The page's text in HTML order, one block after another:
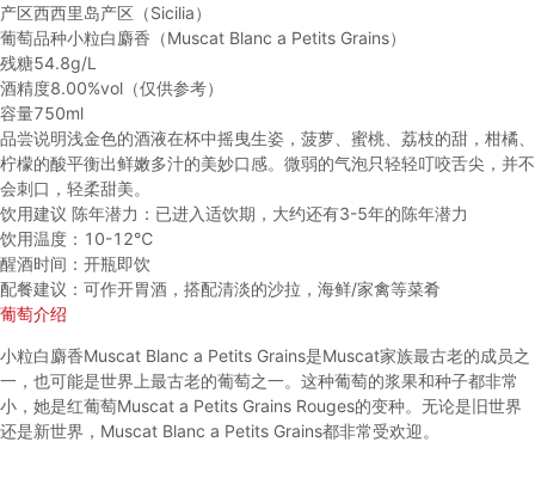
产区西西里岛产区（Sicilia）
葡萄品种小粒白麝香（Muscat Blanc a Petits Grains）
残糖54.8g/L
酒精度8.00%vol（仅供参考）
容量750ml
品尝说明浅金色的酒液在杯中摇曳生姿，菠萝、蜜桃、荔枝的甜，柑橘、
柠檬的酸平衡出鲜嫩多汁的美妙口感。微弱的气泡只轻轻叮咬舌尖，并不
会刺口，轻柔甜美。
饮用建议 陈年潜力：已进入适饮期，大约还有3-5年的陈年潜力
饮用温度：10-12℃
醒酒时间：开瓶即饮
配餐建议：可作开胃酒，搭配清淡的沙拉，海鲜/家禽等菜肴
葡萄介绍
小粒白麝香Muscat Blanc a Petits Grains是Muscat家族最古老的成员之
一，也可能是世界上最古老的葡萄之一。这种葡萄的浆果和种子都非常
小，她是红葡萄Muscat a Petits Grains Rouges的变种。无论是旧世界
还是新世界，Muscat Blanc a Petits Grains都非常受欢迎。